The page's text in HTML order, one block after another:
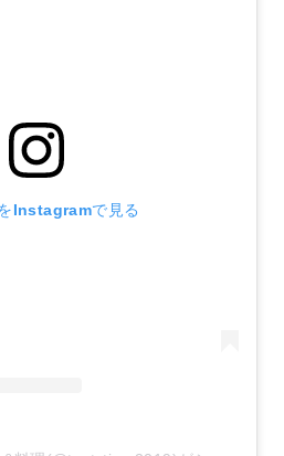
Instagramで見る